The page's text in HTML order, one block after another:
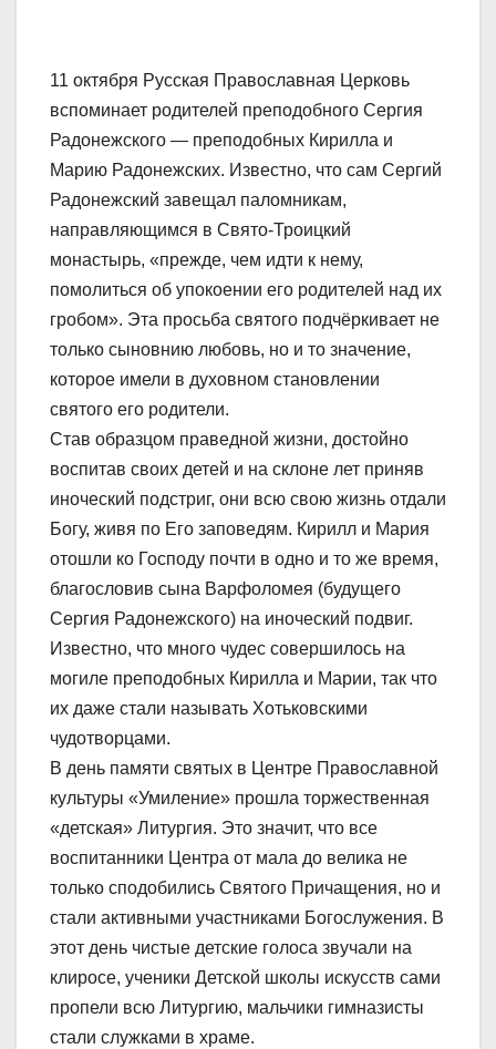
11 октября Русская Православная Церковь
вспоминает родителей преподобного Сергия
Радонежского — преподобных Кирилла и
Марию Радонежских. Известно, что сам Сергий
Радонежский завещал паломникам,
направляющимся в Свято-Троицкий
монастырь, «прежде, чем идти к нему,
помолиться об упокоении его родителей над их
гробом». Эта просьба святого подчёркивает не
только сыновнию любовь, но и то значение,
которое имели в духовном становлении
святого его родители.
Став образцом праведной жизни, достойно
воспитав своих детей и на склоне лет приняв
иноческий подстриг, они всю свою жизнь отдали
Богу, живя по Его заповедям. Кирилл и Мария
отошли ко Господу почти в одно и то же время,
благословив сына Варфоломея (будущего
Сергия Радонежского) на иноческий подвиг.
Известно, что много чудес совершилось на
могиле преподобных Кирилла и Марии, так что
их даже стали называть Хотьковскими
чудотворцами.
В день памяти святых в Центре Православной
культуры «Умиление» прошла торжественная
«детская» Литургия. Это значит, что все
воспитанники Центра от мала до велика не
только сподобились Святого Причащения, но и
стали активными участниками Богослужения. В
этот день чистые детские голоса звучали на
клиросе, ученики Детской школы искусств сами
пропели всю Литургию, мальчики гимназисты
стали служками в храме.